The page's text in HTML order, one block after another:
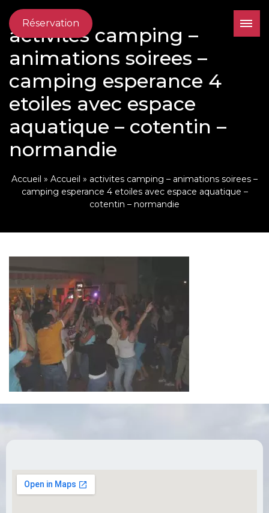
Réservation
activites camping –
animations soirees –
camping esperance 4
etoiles avec espace
aquatique – cotentin –
normandie
Accueil » Accueil » activites camping – animations soirees –
camping esperance 4 etoiles avec espace aquatique –
cotentin – normandie